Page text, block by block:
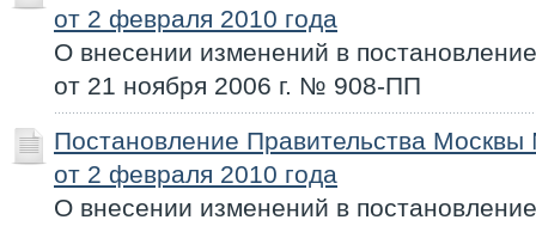
от 2 февраля 2010 года
О внесении изменений в
от 21 ноября 2006 г. № 908-ПП
Постановление Правительства
от 2 февраля 2010 года
О внесении изменений в